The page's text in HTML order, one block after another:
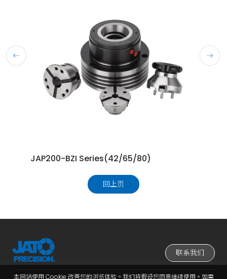
JAP200-BZI Series(42/65/80)
回上页
联系我们
本网站使用 Cookie 改善您的浏览体验。我们将假设您同意继续使用。如需